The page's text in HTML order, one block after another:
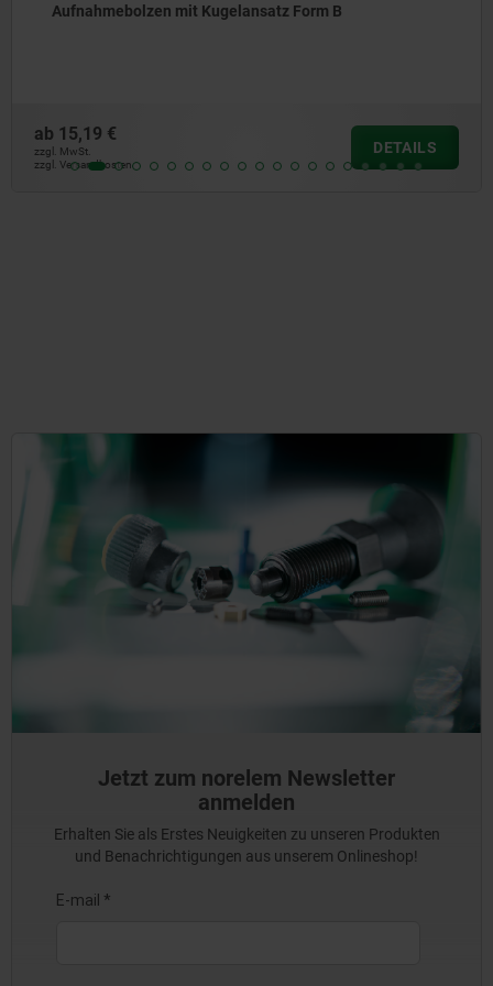
Aufnahmebolzen mit Kugelansatz abgeflacht Form D
ab 18,48 €
zzgl. MwSt.
zzgl. Versandkosten
DETAILS
Jetzt zum norelem Newsletter
anmelden
Erhalten Sie als Erstes Neuigkeiten zu unseren Produkten
und Benachrichtigungen aus unserem Onlineshop!